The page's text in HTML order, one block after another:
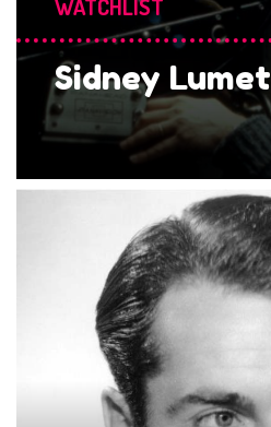
WATCHLIST
Sidney Lumet